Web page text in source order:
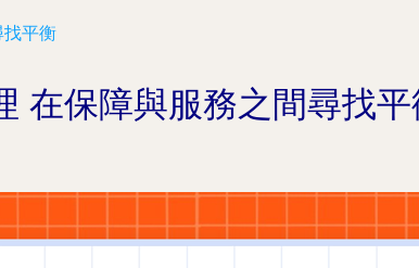
找平衡
在保障與服務之間尋找平